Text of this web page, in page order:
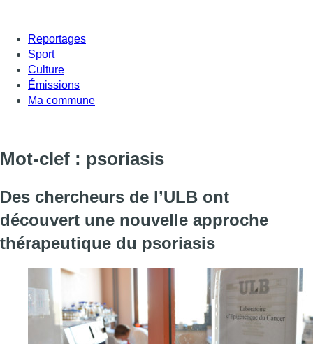
Reportages
Sport
Culture
Émissions
Ma commune
Mot-clef : psoriasis
Des chercheurs de l’ULB ont
découvert une nouvelle approche
thérapeutique du psoriasis